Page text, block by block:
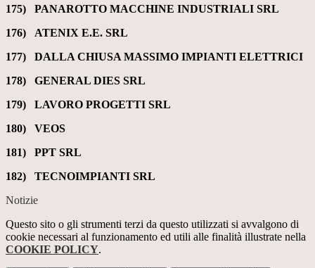
175) PANAROTTO MACCHINE INDUSTRIALI SRL
176) ATENIX E.E. SRL
177) DALLA CHIUSA MASSIMO IMPIANTI ELETTRICI
178) GENERAL DIES SRL
179) LAVORO PROGETTI SRL
180) VEOS
181) PPT SRL
182) TECNOIMPIANTI SRL
Notizie
Questo sito o gli strumenti terzi da questo utilizzati si avvalgono di
cookie necessari al funzionamento ed utili alle finalità illustrate nella
COOKIE POLICY.